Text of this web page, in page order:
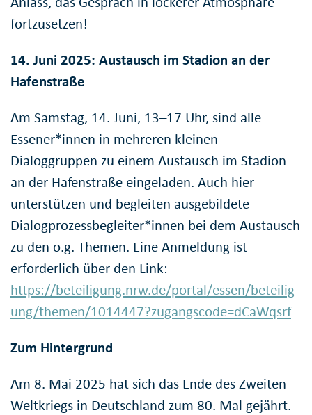
fortzusetzen!
14. Juni 2025: Austausch im Stadion an der
Hafenstraße
Am Samstag, 14. Juni, 13–17 Uhr, sind alle
Essener*innen in mehreren kleinen
Dialoggruppen zu einem Austausch im Stadion
an der Hafenstraße eingeladen. Auch hier
unterstützen und begleiten ausgebildete
Dialogprozessbegleiter*innen bei dem Austausch
zu den o.g. Themen. Eine Anmeldung ist
erforderlich über den Link:
https://beteiligung.nrw.de/portal/essen/beteilig
ung/themen/1014447?zugangscode=dCaWqsrf
Zum Hintergrund
Am 8. Mai 2025 hat sich das Ende des Zweiten
Weltkriegs in Deutschland zum 80. Mal gejährt.